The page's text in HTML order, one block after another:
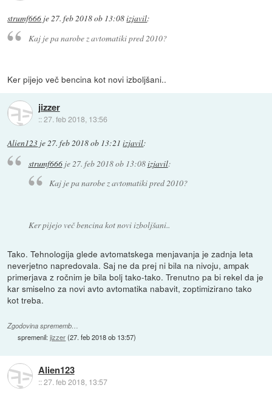
strumf666 je27. feb 2018 ob 13:08izjavil:
Kaj je pa narobe z avtomatiki pred 2010?
Ker pijejo več bencina kot novi izboljšani..
jizzer
::27. feb 2018, 13:56
Alien123 je27. feb 2018 ob 13:21 izjavil:
strumf666je 27. feb 2018 ob 13:08izjavil:
Kaj je pa narobe z avtomatiki pred 2010?
Ker pijejo več bencina kot novi izboljšani..
Tako. Tehnologija glede avtomatskega menjavanja je zadnja leta
neverjetno napredovala. Saj ne da prej ni bila na nivoju, ampak
primerjava z ročnim je bila bolj tako-tako. Trenutno pa bi rekel da je
kar smiselno za novi avto avtomatika nabavit, zoptimizirano tako
kot treba.
Zgodovina sprememb…
spremenil:jizzer(27. feb 2018 ob 13:57)
Alien123
::27. feb 2018, 13:57